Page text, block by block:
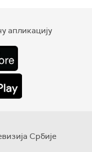
апликацију
Србије